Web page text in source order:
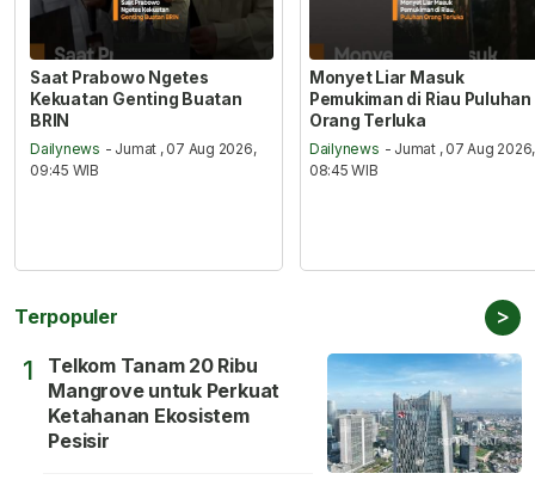
Saat Prabowo Ngetes
Kekuatan Genting Buatan
BRIN
Dailynews - Jumat , 07 Aug 2026,
09:45 WIB
Monyet Liar Masuk
Pemukiman di Riau Puluhan
Orang Terluka
Dailynews - Jumat , 07 Aug 2026,
08:45 WIB
Terpopuler >
1
Telkom Tanam 20 Ribu
Mangrove untuk Perkuat
Ketahanan Ekosistem
Pesisir